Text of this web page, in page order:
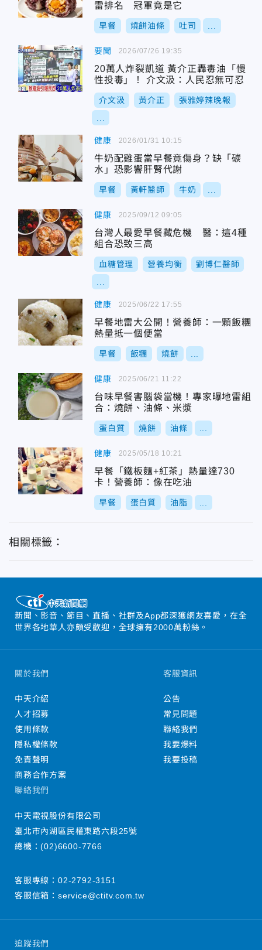
雷排名 冠軍竟是它
早餐 燒餅油條 吐司
要聞
20萬人炸裂凱道 黃介正轟毒油「慢
性投毒」！ 介文汲：人民忍無可忍
介文汲 黃介正 張雅婷辣晚報
2026/07/26 19:35
健康
牛奶配雞蛋當早餐竟傷身？缺「碳
水」恐影響肝腎代謝
早餐 黃軒醫師 牛奶
2026/01/31 10:15
健康
台灣人最愛早餐藏危機 醫：這4種
組合恐致三高
血糖管理 營養均衡 劉博仁醫師
2025/09/12 09:05
健康
早餐地雷大公開！營養師：一顆飯糰
熱量抵一個便當
早餐 飯糰 燒餅
2025/06/22 17:55
健康
台味早餐害腦袋當機！專家曝地雷組
合：燒餅、油條、米漿
蛋白質 燒餅 油條
2025/06/21 11:22
健康
早餐「鐵板麵+紅茶」熱量達730
卡！營養師：像在吃油
早餐 蛋白質 油脂
2025/05/18 10:21
相關標籤：
新聞、影音、節目、直播、社群及App都深獲網友喜愛，在全
世界各地華人亦頗受歡迎，全球擁有2000萬粉絲。
追蹤我們
關於我們
中天介紹
人才招募
使用條款
隱私權條款
免責聲明
商務合作方案
客服資訊
公告
常見問題
聯絡我們
我要爆料
我要投稿
聯絡我們
中天電視股份有限公司
臺北市內湖區民權東路六段25號
總機：(02)6600-7766
客服專線： 02-2792-3151
客服信箱： service@ctitv.com.tw